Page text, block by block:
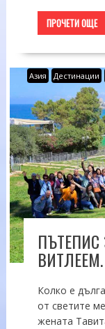
ПРОЧЕТИ ОЩЕ
Азия Дестинации
Колко е
от светите
жената